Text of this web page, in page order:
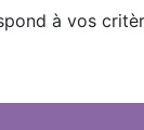
à vos